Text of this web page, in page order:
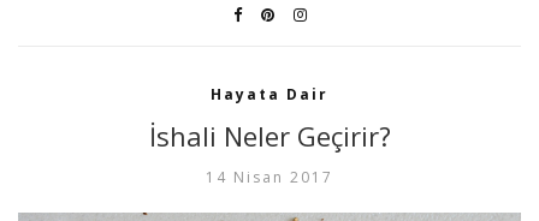
Hayata Dair
İshali Neler Geçirir?
14 Nisan 2017